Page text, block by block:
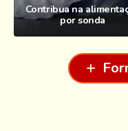
Contribua na
por sonda